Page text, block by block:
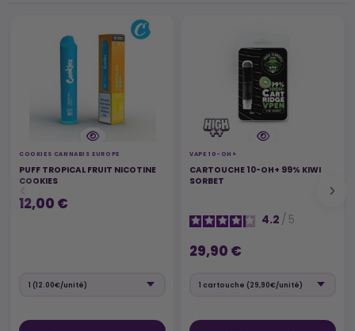
COOKIES CANNABIS EUROPE
PUFF TROPICAL FRUIT NICOTINE
COOKIES
12,00 €
VAPE 10-OH+
CARTOUCHE 10-OH+ 99% KIWI
SORBET
4.2 / 5
29,90 €